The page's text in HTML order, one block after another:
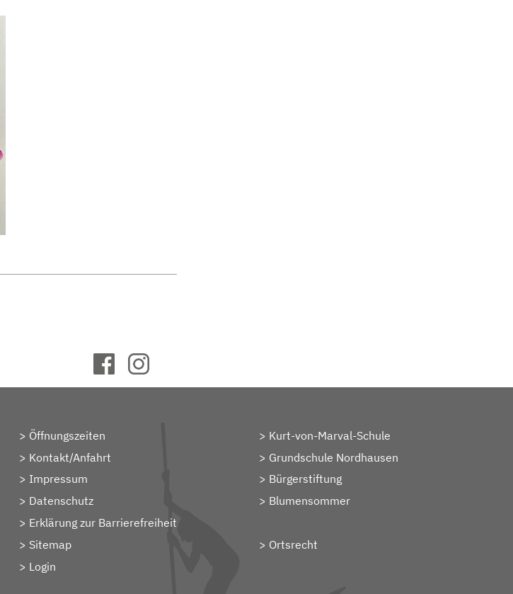
Öffnungszeiten
Kontakt/Anfahrt
Impressum
Datenschutz
Erklärung zur Barrierefreiheit
Sitemap
> Login
Kurt-von-Marval-Schule
Grundschule Nordhausen
Bürgerstiftung
Blumensommer
Ortsrecht